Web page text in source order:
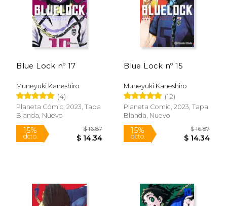
Blue Lock nº 17
Muneyuki Kaneshiro
(4)
Planeta Cómic, 2023, Tapa
Blanda, Nuevo
Blue Lock nº 15
Muneyuki Kaneshiro
(12)
Planeta Comic, 2023, Tapa
Blanda, Nuevo